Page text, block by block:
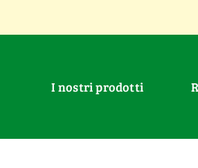
I nostri prodotti